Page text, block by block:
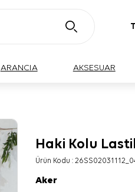
ARANCIA AKSESUAR
BÜYÜK BEDEN
Haki Kolu
Ürün Kodu :
Aker